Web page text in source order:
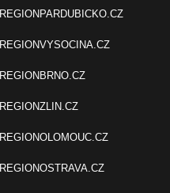
REGIONPARDUBICKO.CZ
REGIONVYSOCINA.CZ
REGIONBRNO.CZ
REGIONZLIN.CZ
REGIONOLOMOUC.CZ
REGIONOSTRAVA.CZ